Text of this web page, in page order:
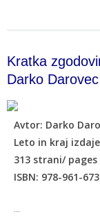
Kratka
Darko Darovec
Avtor: Darko
Leto in kraj
313 strani/ pages
ISBN: 978-961-
...